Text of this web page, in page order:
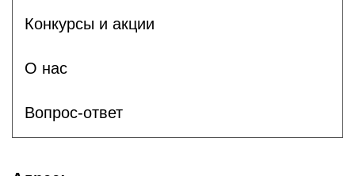
Конкурсы и акции
О нас
Вопрос-ответ